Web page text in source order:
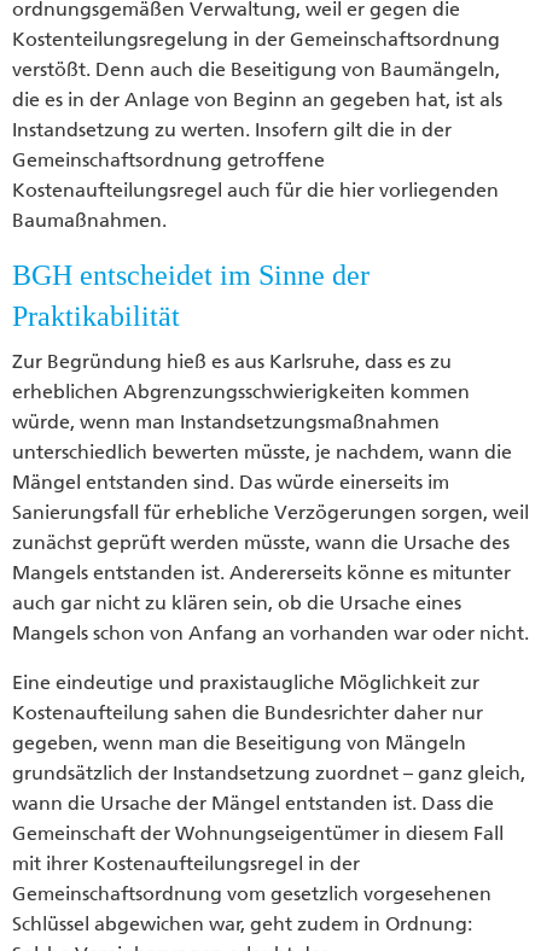
ordnungsgemäßen Verwaltung, weil er gegen die
Kostenteilungsregelung in der Gemeinschaftsordnung
verstößt. Denn auch die Beseitigung von Baumängeln,
die es in der Anlage von Beginn an gegeben hat, ist als
Instandsetzung zu werten. Insofern gilt die in der
Gemeinschaftsordnung getroffene
Kostenaufteilungsregel auch für die hier vorliegenden
Baumaßnahmen.
BGH entscheidet im Sinne der
Praktikabilität
Zur Begründung hieß es aus Karlsruhe, dass es zu
erheblichen Abgrenzungsschwierigkeiten kommen
würde, wenn man Instandsetzungsmaßnahmen
unterschiedlich bewerten müsste, je nachdem, wann die
Mängel entstanden sind. Das würde einerseits im
Sanierungsfall für erhebliche Verzögerungen sorgen, weil
zunächst geprüft werden müsste, wann die Ursache des
Mangels entstanden ist. Andererseits könne es mitunter
auch gar nicht zu klären sein, ob die Ursache eines
Mangels schon von Anfang an vorhanden war oder nicht.
Eine eindeutige und praxistaugliche Möglichkeit zur
Kostenaufteilung sahen die Bundesrichter daher nur
gegeben, wenn man die Beseitigung von Mängeln
grundsätzlich der Instandsetzung zuordnet – ganz gleich,
wann die Ursache der Mängel entstanden ist. Dass die
Gemeinschaft der Wohnungseigentümer in diesem Fall
mit ihrer Kostenaufteilungsregel in der
Gemeinschaftsordnung vom gesetzlich vorgesehenen
Schlüssel abgewichen war, geht zudem in Ordnung: